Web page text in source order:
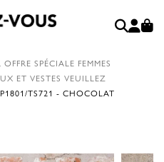
OFFRE SPÉCIALE FEMMES
ET VESTES VEUILLEZ
TS721 - CHOCOLAT